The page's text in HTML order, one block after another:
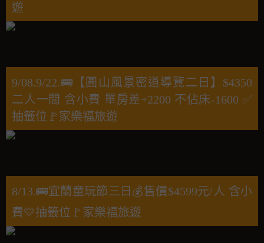
遊
9/08.9/22.🚌【圓山風景密道導覽二日】$4350
二人一間 含小費 單房差+2200 不佔床-1600 ✅
抽籤位🚩家樂福旅遊
8/13.🚌宜蘭童玩節三日💰售價$4599元/人 含小
費💛抽籤位🚩家樂福旅遊